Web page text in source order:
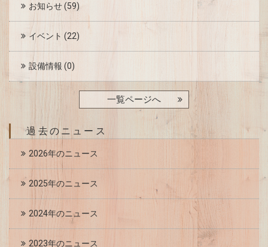
お知らせ(59)
イベント (22)
設備情報 (0)
一覧ページへ
過去のニュース
2026年のニュース
2025年のニュース
2024年のニュース
2023年のニュース